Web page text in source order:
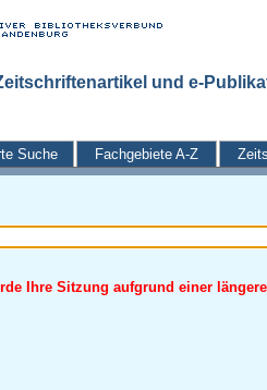
und e-
Suche Fachgebiete A-Z
Ihre Sitzung aufgrund einer